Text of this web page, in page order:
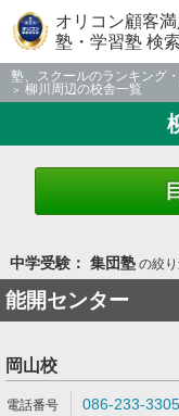
オリコン顧客
塾・学習塾 検索
塾、スクールのランキング
柳川周辺の校舎一覧
中学受験： 集団塾の絞
能開センター
岡山校
086-233-3305